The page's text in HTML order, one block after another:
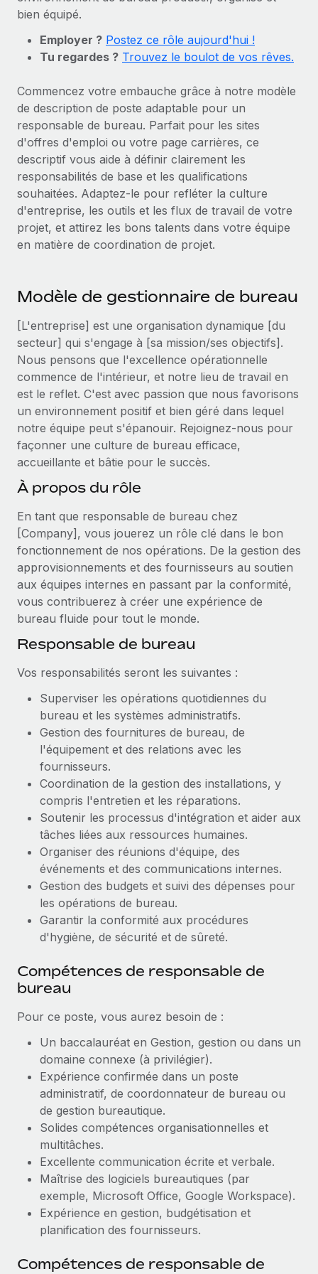
Gestion des freelances
Intégrez et gérez vos freelances partout dans le monde
INFRASTRUCTURE
Intégration Remote
Intégrez vos RH aux flux de travail en toute simplicité
Plateforme
Des fonctions RH clés intégrées pour votre équipe
Connecter
Nouveau
Connectez n'importe quel outil d’IA à Remote grâce à
Intégrations
SERVICES
Demandez aux experts
Recevez des conseils d’experts sur les RH à
l’international et la conformité
Contrôles d’antécédents
Simplifiez vos processus de présélection des
candidats
Remote Watchtower
Gardez un temps d’avance sur les risques en
matière de conformité
Gestion des appareils
Achetez et suivez vos équipements informatiques
dans le monde entier
Création d’entité
conformité
Mobilité et déménagement international
Organisez facilement le déménagement de vos
employés
Avantages sociaux
Gérez facilement les avantages sociaux
Comparer Remote
Start-ups
Des solutions agiles et internationales pour les RH et la
paie des entreprises en pleine croissance
Entreprises intermédiaires
Développez vos équipes avec des solutions RH sur
mesure
Entreprise
Les RH à l’international pour les grandes entreprises
TRAVAILLONS ENSEMBLE
Intégrez les RH à l’international de manière flexible
Devenir partenaire
Explorez avec nous vos opportunités de partenariat
Bientôt disponible
Conseil en intégrations et automatisations assistées par
l’IA
ÉTUDES DE CAS
pays
Calculateur de paiement des freelances
Découvrez les devises disponibles et les vitesses de
APPRENDRE AVEC REMOTE
Recherche et guides
Études de cas
Glossaire RH
Checklists et modèles
Webinaires
Événements
Salle de presse
Données sur les salaires et les talents
Centre de ressources
Obtenir de l’aide
Voir toutes les ressources
BLOG
Paie multipays
EOR et PEO
Gestion des freelances
Taxes
Explorer le blog
BLOG
Mises à jour des produits de Remote :
Intégrations Gusto et Xero et Gestion des
freelances Plus
Remote a toujours pour mission d'aider les entreprises de
toute taille à embaucher, gérer et payer...
En savoir plus
Comment Phiture gère ses 55 employés
répartis dans 19 pays grâce à Remote
Phiture, un leader notable du conseil en matière de
croissance mobile internationale, encourage les...
En savoir plus
Français
Deutsch
Español
Italiano
Português (Portugal)
日本語
中文（简体）
bien équipé.
Employer ? Postez ce rôle aujourd'hui !
Tu regardes ? Trouvez le boulot de vos rêves.
Commencez votre embauche grâce à notre modèle
de description de poste adaptable pour un
responsable de bureau. Parfait pour les sites
d'offres d'emploi ou votre page carrières, ce
descriptif vous aide à définir clairement les
responsabilités de base et les qualifications
souhaitées. Adaptez-le pour refléter la culture
d'entreprise, les outils et les flux de travail de votre
projet, et attirez les bons talents dans votre équipe
en matière de coordination de projet.
Modèle de gestionnaire de bureau
[L'entreprise] est une organisation dynamique [du
secteur] qui s'engage à [sa mission/ses objectifs].
Nous pensons que l'excellence opérationnelle
commence de l'intérieur, et notre lieu de travail en
est le reflet. C'est avec passion que nous favorisons
un environnement positif et bien géré dans lequel
notre équipe peut s'épanouir. Rejoignez-nous pour
façonner une culture de bureau efficace,
accueillante et bâtie pour le succès.
À propos du rôle
En tant que responsable de bureau chez
[Company], vous jouerez un rôle clé dans le bon
fonctionnement de nos opérations. De la gestion des
approvisionnements et des fournisseurs au soutien
aux équipes internes en passant par la conformité,
vous contribuerez à créer une expérience de
bureau fluide pour tout le monde.
Responsable de bureau
Vos responsabilités seront les suivantes :
Superviser les opérations quotidiennes du
bureau et les systèmes administratifs.
Gestion des fournitures de bureau, de
l'équipement et des relations avec les
fournisseurs.
Coordination de la gestion des installations, y
compris l'entretien et les réparations.
Soutenir les processus d'intégration et aider aux
tâches liées aux ressources humaines.
Organiser des réunions d'équipe, des
événements et des communications internes.
Gestion des budgets et suivi des dépenses pour
les opérations de bureau.
Garantir la conformité aux procédures
d'hygiène, de sécurité et de sûreté.
Compétences de responsable de
bureau
Pour ce poste, vous aurez besoin de :
Un baccalauréat en Gestion, gestion ou dans un
domaine connexe (à privilégier).
Expérience confirmée dans un poste
administratif, de coordonnateur de bureau ou
de gestion bureautique.
Solides compétences organisationnelles et
multitâches.
Excellente communication écrite et verbale.
Maîtrise des logiciels bureautiques (par
exemple, Microsoft Office, Google Workspace).
Expérience en gestion, budgétisation et
planification des fournisseurs.
Compétences de responsable de